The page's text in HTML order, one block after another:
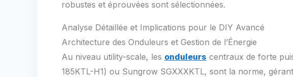
robustes et éprouvées sont sélectionnées.
Analyse Détaillée et Implications pour le DIY Avancé
Architecture des Onduleurs et Gestion de l’Énergie
Au niveau utility-scale, les onduleurs centraux de forte
185KTL-H1) ou Sungrow SGXXXKTL, sont la norme,